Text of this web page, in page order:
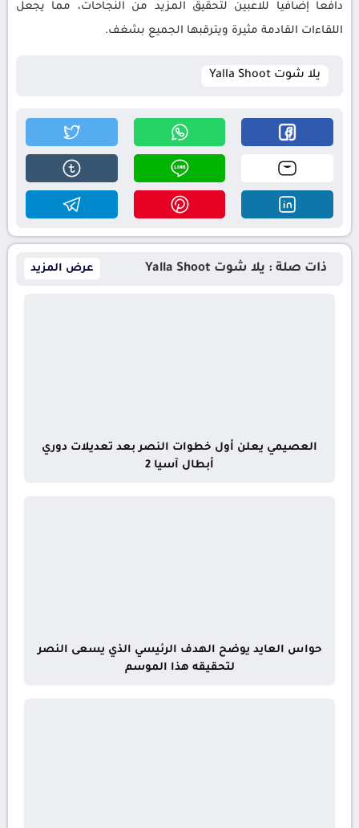
دافعاً إضافياً للاعبين لتحقيق المزيد من النجاحات، مما يجعل
اللقاءات القادمة مثيرة ويترقبها الجميع بشغف.
يلا شوت Yalla Shoot
ذات صلة : يلا شوت Yalla Shoot عرض المزيد
العصيمي يعلن أول خطوات النصر بعد تعديلات دوري
أبطال آسيا 2
حواس العايد يوضح الهدف الرئيسي الذي يسعى النصر
لتحقيقه هذا الموسم